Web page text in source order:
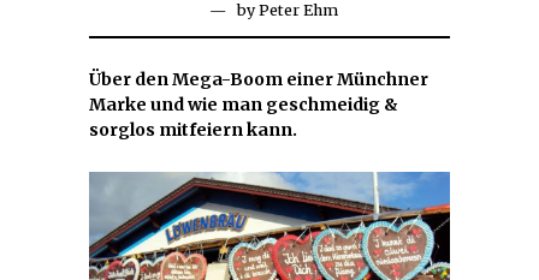
18,
2019
byPeter Ehm
Über den Mega-Boom einer Münchner
Marke und wie man geschmeidig &
sorglos mitfeiern kann.